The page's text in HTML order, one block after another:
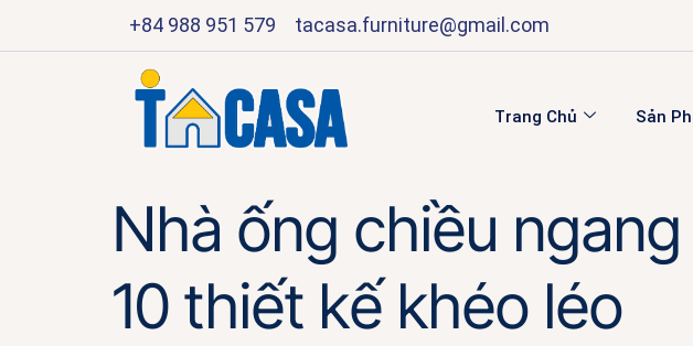
+84 988 951 579 tacasa.furniture@gmail.com
Trang Chủ Sản
Nhà ống chiều
10 thiết kế khéo léo